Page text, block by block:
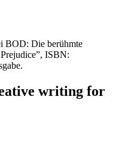
BOD: Die berühmte
ISBN:
writing for